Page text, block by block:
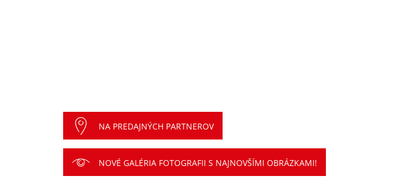
NA PREDAJNÝCH PARTNEROV
NOVÉ GALÉRIA FOTOGRAFII S NAJNOVŠÍMI OBRÁZKAMI!